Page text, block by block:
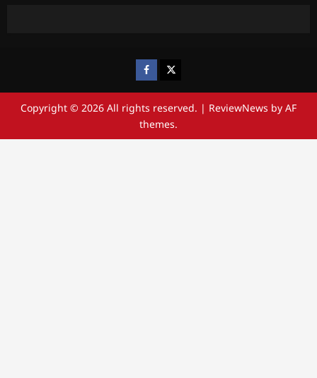
https://www.facebook.com/
https://x.com/
Copyright © 2026 All rights reserved. | ReviewNews by AF
themes.